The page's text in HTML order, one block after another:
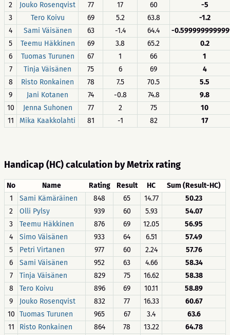
2
Jouko Rosenqvist 77 17 60
-5
3
Tero Koivu 69 5.2 63.8
-1.2
4
Sami Väisänen 63 -1.4 64.4
-
5
Teemu Häkkinen 69 3.8 65.2
0.2
6
Tuomas Turunen 67 1 66
1
7
Tinja Väisänen 75 6 69
4
8
Risto Ronkainen 78 7.5 70.5
5.5
9
Jani Kotanen 74 -0.8 74.8
9.8
10
Jenna Suhonen 77 2 75
10
11
Mika Kaakkolahti 81 -1 82 17
Handicap (HC) calculation by Metrix rating
No Name Rating Result HC
Sum (Result-HC)
1
Sami Kämäräinen 848 65 14.77
50.23
2
Olli Pylsy 939 60 5.93
54.07
3
Teemu Häkkinen 876 69 12.05
56.95
4
Simo Väisänen 933 64 6.51
57.49
5
Petri Virtanen 977 60 2.24
57.76
6
Sami Väisänen 952 63 4.66
58.34
7
Tinja Väisänen 829 75 16.62
58.38
8
Tero Koivu 896 69 10.11
58.89
9
Jouko Rosenqvist 832 77 16.33
60.67
10 Tuomas Turunen 965 67 3.4
63.6
11
Risto Ronkainen 864 78 13.22
64.78